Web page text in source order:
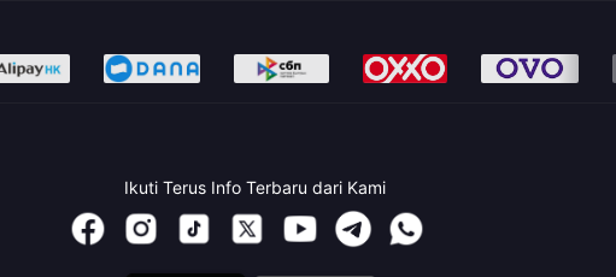
Ikuti Terus Info Terbaru dari Kami